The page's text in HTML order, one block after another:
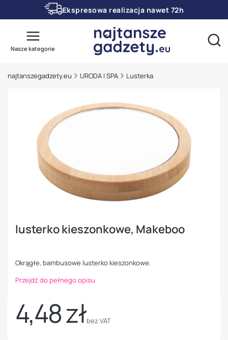
Ekspresowa realizacja nawet 72h
Nasze kategorie
najtanszegadzety.eu URODA I SPA Lusterka
lusterko kieszonkowe, Makeboo
Okrągłe, bambusowe lusterko kieszonkowe.
Przejdź do pełnego opisu
Cena
4,48 złbez VAT